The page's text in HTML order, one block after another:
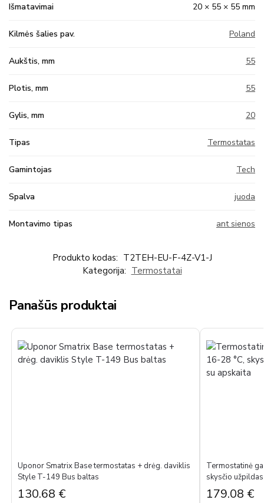
Išmatavimai 20 × 55 × 55 mm
Kilmės šalies pav. Poland
Aukštis, mm 55
Plotis, mm 55
Gylis, mm 20
Tipas Termostatas
Gamintojas Tech
Spalva juoda
Montavimo tipas ant sienos
Produkto kodas: T2TEH-EU-F-4Z-V1-J
Kategorija: Termostatai
Panašūs produktai
Uponor Smatrix Base termostatas + drėg. daviklis
Style T-149 Bus baltas
130.68 €
Termostatinė
skysčio
179.08 €